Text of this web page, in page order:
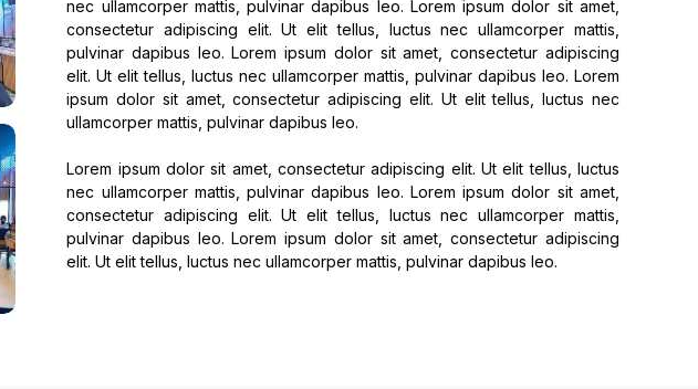
nec ullamcorper mattis, pulvinar dapibus leo. Lorem ipsum dolor sit amet,
consectetur adipiscing elit. Ut elit tellus, luctus nec ullamcorper mattis,
pulvinar dapibus leo. Lorem ipsum dolor sit amet, consectetur adipiscing
elit. Ut elit tellus, luctus nec ullamcorper mattis, pulvinar dapibus leo. Lorem
ipsum dolor sit amet, consectetur adipiscing elit. Ut elit tellus, luctus nec
ullamcorper mattis, pulvinar dapibus leo.
Lorem ipsum dolor sit amet, consectetur adipiscing elit. Ut elit tellus, luctus
nec ullamcorper mattis, pulvinar dapibus leo. Lorem ipsum dolor sit amet,
consectetur adipiscing elit. Ut elit tellus, luctus nec ullamcorper mattis,
pulvinar dapibus leo. Lorem ipsum dolor sit amet, consectetur adipiscing
elit. Ut elit tellus, luctus nec ullamcorper mattis, pulvinar dapibus leo.